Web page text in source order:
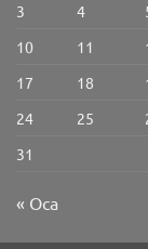
3
4
10
11
17
18
24
25
31
« Oca